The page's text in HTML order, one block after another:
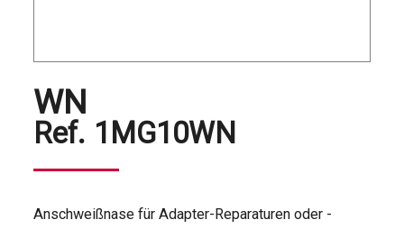
WN
Ref. 1MG10WN
Anschweißnase für Adapter-Reparaturen oder -